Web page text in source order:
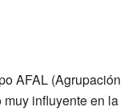
AFAL (Agrupación
influyente en la